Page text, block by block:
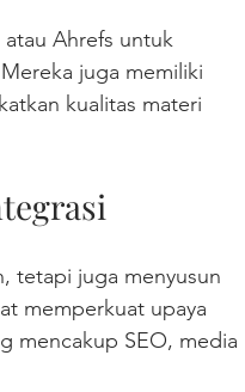
Ahrefs untuk
juga memiliki
kualitas materi
tetapi juga menyusun
memperkuat upaya
mencakup SEO, media